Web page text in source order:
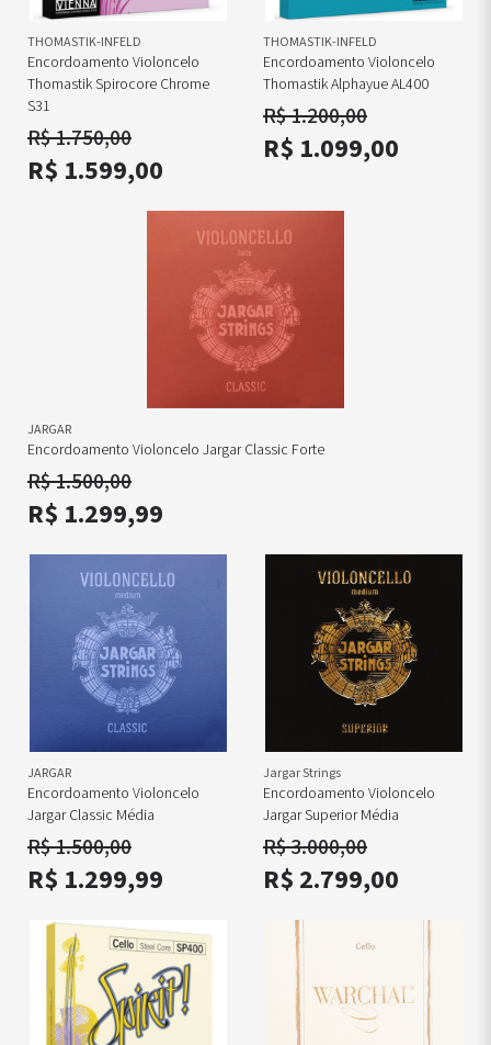
THOMASTIK-INFELD
Encordoamento Violoncelo
Thomastik Spirocore Chrome
S31
R$ 1.750,00
R$ 1.599,00
THOMASTIK-INFELD
Encordoamento Violoncelo
Thomastik Alphayue AL400
R$ 1.200,00
R$ 1.099,00
JARGAR
Encordoamento Violoncelo Jargar Classic Forte
R$ 1.500,00
R$ 1.299,99
JARGAR
Encordoamento Violoncelo
Jargar Classic Média
R$ 1.500,00
R$ 1.299,99
Jargar Strings
Encordoamento Violoncelo
Jargar Superior Média
R$ 3.000,00
R$ 2.799,00